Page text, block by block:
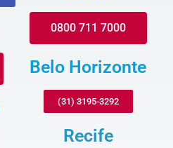
0800 711 7000
Belo Horizonte
(31) 3195-3292
Recife